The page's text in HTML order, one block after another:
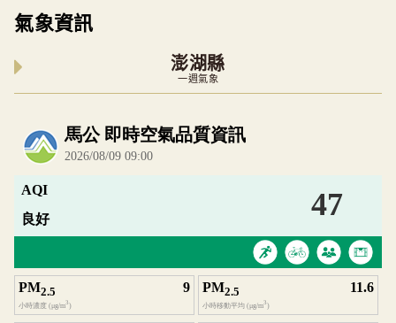
氣象資訊
澎湖縣
一週氣象
內嵌空氣品質小工具為視覺預覽，完整即時空